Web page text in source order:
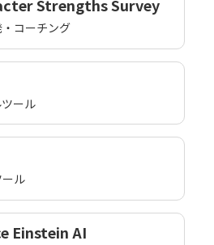
Strengths Survey
コーチング
ール
ル
Einstein AI